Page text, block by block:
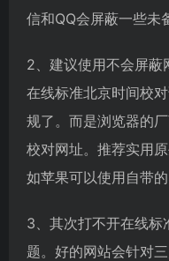
信和QQ会屏蔽一些未
2、建议使用不会屏蔽
在线标准北京时间校
规了。而是浏览器的
校对网址。推荐实用
如苹果可以使用自带
3、其次打不开在线标
题。好的网站会针对